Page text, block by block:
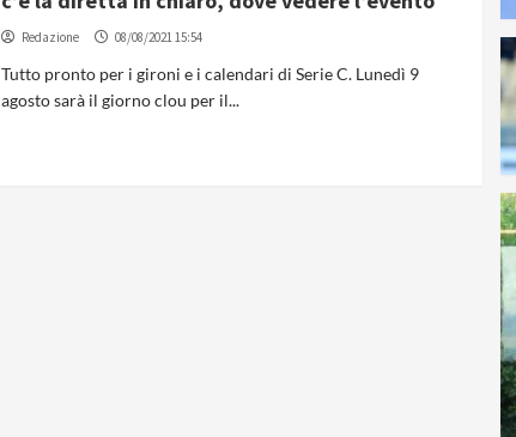
Redazione 08/08/2021 15:54
Tutto pronto per i gironi e i calendari di Serie C. Lunedì 9
agosto sarà il giorno clou per il...